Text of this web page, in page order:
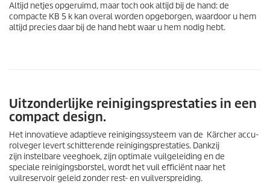
Altijd netjes opgeruimd, maar toch ook altijd bij de hand: de
compacte KB 5 k kan overal worden opgeborgen, waardoor u hem
altijd precies daar bij de hand hebt waar u hem nodig hebt.
Uitzonderlijke reinigingsprestaties in een
compact design.
Het innovatieve adaptieve reinigingssysteem van de Kärcher accu-
rolveger levert schitterende reinigingsprestaties. Dankzij
zijn instelbare veeghoek, zijn optimale vuilgeleiding en de
speciale reinigingsborstel, wordt het vuil efficiënt naar het
vuilreservoir geleid zonder rest- en vuilverspreiding.